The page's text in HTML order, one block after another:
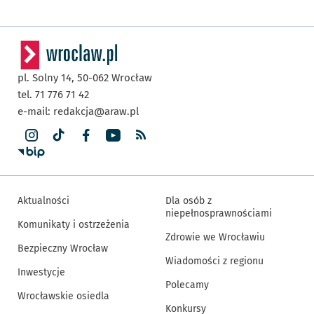
pl. Solny 14, 50-062 Wrocław
tel. 71 776 71 42
e-mail: redakcja@araw.pl
Aktualności
Komunikaty i ostrzeżenia
Bezpieczny Wrocław
Inwestycje
Wrocławskie osiedla
Dla osób z
niepełnosprawnościami
Zdrowie we Wrocławiu
Wiadomości z regionu
Polecamy
Konkursy